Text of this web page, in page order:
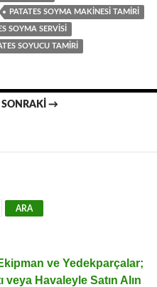
PATATES SOYMA MAKINESI TAMIRI
SOYMA SERVISI
SOYUCU TAMIRI
SONRAKI →
ve Yedekparçalar;
veya Havaleyle Satın Alın